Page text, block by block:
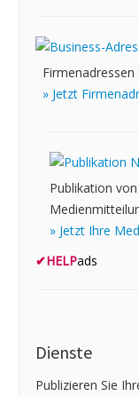
» Jetzt
Publikation
» Jetzt Ihre
✔HELPads
Dienste
Publizieren Sie